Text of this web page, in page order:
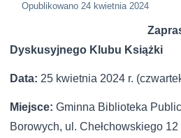
Opublikowano 24 kwietnia 2024
Dyskusyjnego Klubu Książki
Data: 25 kwietnia 2024 r.
Miejsce:Gminna Biblioteka
Borowych, ul. Chełchowskiego 12